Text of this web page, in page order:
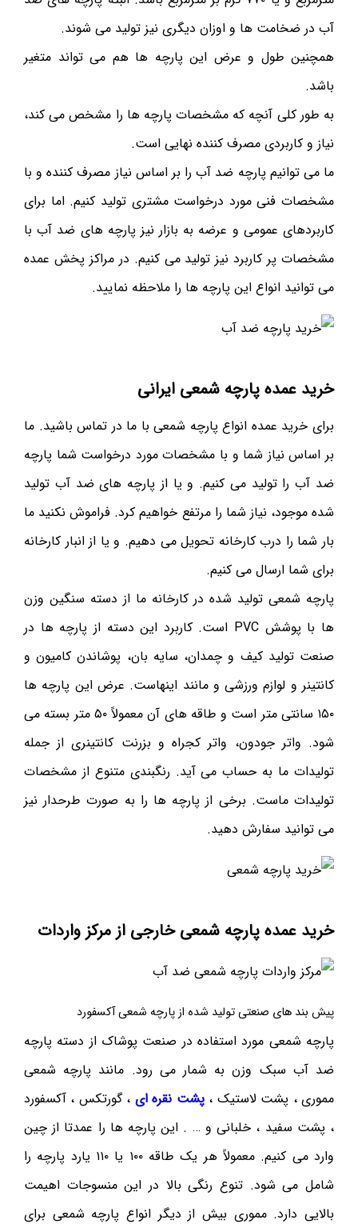
آب در ضخامت ها و اوزان دیگری نیز تولید می شوند.
همچنین طول و عرض این پارچه ها هم می تواند متغیر
باشد.
به طور کلی آنچه که مشخصات پارچه ها را مشخص می کند،
نیاز و کاربردی مصرف کننده نهایی است.
ما می توانیم پارچه ضد آب را بر اساس نیاز مصرف کننده و با
مشخصات فنی مورد درخواست مشتری تولید کنیم. اما برای
کاربردهای عمومی و عرضه به بازار نیز پارچه های ضد آب با
مشخصات پر کاربرد نیز تولید می کنیم. در مراکز پخش عمده
می توانید انواع این پارچه ها را ملاحظه نمایید.
خرید عمده پارچه شمعی ایرانی
برای خرید عمده انواع پارچه شمعی با ما در تماس باشید. ما
بر اساس نیاز شما و با مشخصات مورد درخواست شما پارچه
ضد آب را تولید می کنیم. و یا از پارچه های ضد آب تولید
شده موجود، نیاز شما را مرتفع خواهیم کرد. فراموش نکنید ما
بار شما را درب کارخانه تحویل می دهیم. و یا از انبار کارخانه
برای شما ارسال می کنیم.
پارچه شمعی تولید شده در کارخانه ما از دسته سنگین وزن
ها با پوشش PVC است. کاربرد این دسته از پارچه ها در
صنعت تولید کیف و چمدان، سایه بان، پوشاندن کامیون و
کانتینر و لوازم ورزشی و مانند اینهاست. عرض این پارچه ها
۱۵۰ سانتی متر است و طاقه های آن معمولاً ۵۰ متر بسته می
شود. واتر جودون، واتر کجراه و بزرنت کانتینری از جمله
تولیدات ما به حساب می آید. رنگبندی متنوع از مشخصات
تولیدات ماست. برخی از پارچه ها را به صورت طرحدار نیز
می توانید سفارش دهید.
خرید عمده پارچه شمعی خارجی از مرکز واردات
پیش بند های صنعتی تولید شده از پارچه شمعی آکسفورد
پارچه شمعی مورد استفاده در صنعت پوشاک از دسته پارچه
ضد آب سبک وزن به شمار می رود. مانند پارچه شمعی
مموری ، پشت لاستیک ،پشت نقره ای ، گورتکس ، آکسفورد
، پشت سفید ، خلبانی و … . این پارچه ها را عمدتا از چین
وارد می کنیم. معمولاً هر یک طاقه ۱۰۰ یا ۱۱۰ یارد پارچه را
شامل می شود. تنوع رنگی بالا در این منسوجات اهیمت
بالایی دارد. مموری بیش از دیگر انواع پارچه شمعی برای